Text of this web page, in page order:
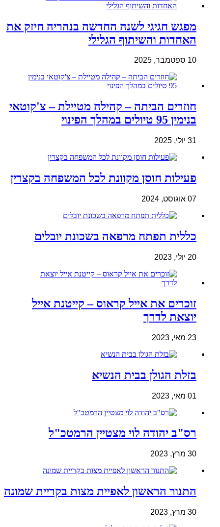
מפגש חגיגי לשנה החדשה בנהריה חיזק את
האחדות והשיתוף הגלילי
10 ספטמבר, 2025
חוזרים הביתה – קהילה מטיילת – צ'קוטאי
בנימין 95 טיולים במהלך הפינוי
31 יולי, 2025
פעילות חוסן מקוונת לכל המשפחה בקצרין
07 אוגוסט, 2024
כללית תפתח מרפאה בשכונת יובלים
20 יולי, 2023
זוכרים את אייל קראוס – קייטנת אייל
יוצאת לדרך
23 מאי, 2023
בזלת הגולן בבית הנשיא
01 מאי, 2023
רס"ב יהודה לוי מצטיין הרמטכ"ל
30 מרץ, 2023
התנור הראשון לאפיית מצות בקריית שמונה
30 מרץ, 2023